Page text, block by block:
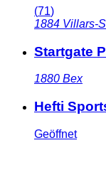
(71)
1884 Villars-
Startgate
1880 Bex
Hefti
Geöffnet